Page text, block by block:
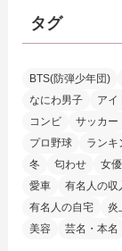
タグ
BTS(防弾少年団)
なにわ男子
アイ
コンビ
サッカー
プロ野球
ランキ
冬
匂わせ 女優
愛車
有名人の収
有名人の自宅
炎
美容
芸名・本名